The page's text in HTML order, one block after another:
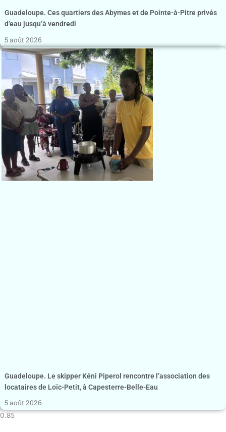
Guadeloupe. Ces quartiers des Abymes et de Pointe-à-Pitre privés
d’eau jusqu’à vendredi
5 août 2026
Guadeloupe. Le skipper Kéni Piperol rencontre l’association des
locataires de Loïc-Petit, à Capesterre-Belle-Eau
5 août 2026